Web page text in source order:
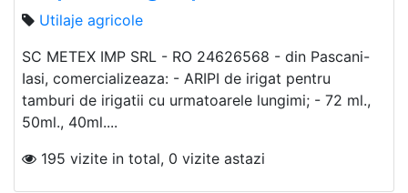
Utilaje agricole
SC METEX IMP SRL - RO 24626568 - din Pascani-
Iasi, comercializeaza: - ARIPI de irigat pentru
tamburi de irigatii cu urmatoarele lungimi; - 72 ml.,
50ml., 40ml....
195 vizite in total, 0 vizite astazi